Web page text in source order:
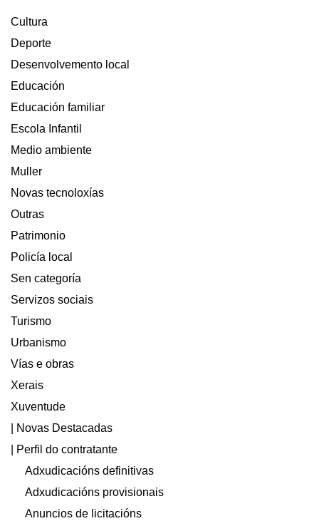
Cultura
Deporte
Desenvolvemento local
Educación
Educación familiar
Escola Infantil
Medio ambiente
Muller
Novas tecnoloxías
Outras
Patrimonio
Policía local
Sen categoría
Servizos sociais
Turismo
Urbanismo
Vías e obras
Xerais
Xuventude
| Novas Destacadas
| Perfil do contratante
Adxudicacións definitivas
Adxudicacións provisionais
Anuncios de licitacións